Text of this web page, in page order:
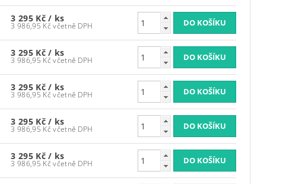
3 295 Kč/ ks
3 986,95 Kč včetně DPH
3 295 Kč/ ks
3 986,95 Kč včetně DPH
3 295 Kč/ ks
3 986,95 Kč včetně DPH
3 295 Kč/ ks
3 986,95 Kč včetně DPH
3 295 Kč/ ks
3 986,95 Kč včetně DPH